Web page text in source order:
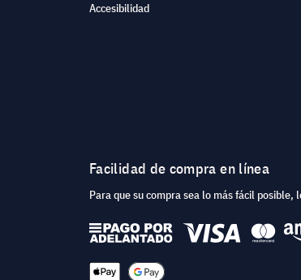
Accesibilidad
Facilidad de compra en línea
Para que su compra sea lo más fácil posible,